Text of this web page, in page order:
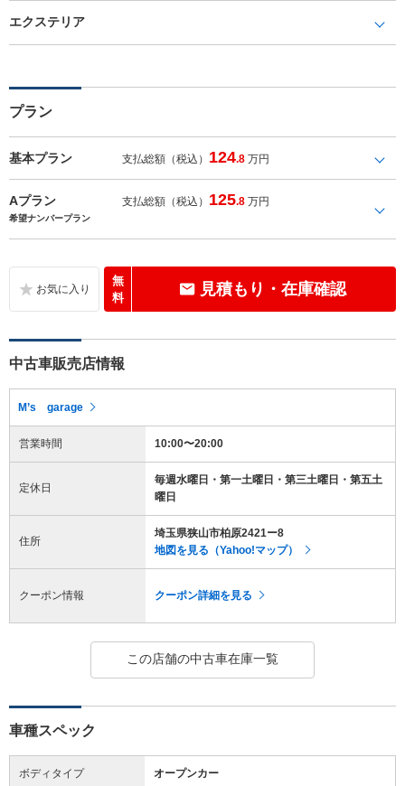
エクステリア
プラン
基本プラン 支払総額（税込） 124.8 万円
Aプラン 支払総額（税込） 125.8 万円
希望ナンバープラン
無
料
見積もり・在庫確認
中古車販売店情報
M’s garage
営業時間 10:00〜20:00
定休日
毎週水曜日・第一土曜日・第三土曜日・第五土
曜日
住所
埼玉県狭山市柏原2421ー8
地図を見る（Yahoo!マップ）
クーポン情報 クーポン詳細を見る
この店舗の中古車在庫一覧
車種スペック
ボディタイプ オープンカー